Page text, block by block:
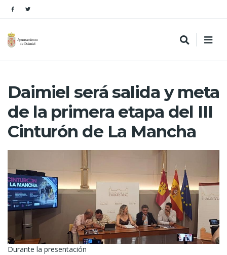
Daimiel será salida y meta
de la primera etapa del III
Cinturón de La Mancha
Durante la presentación